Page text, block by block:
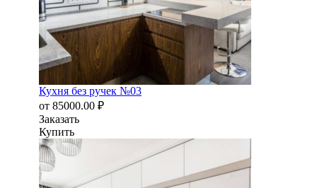
Кухня без ручек №03
от 85000.00 ₽
Заказать
Купить